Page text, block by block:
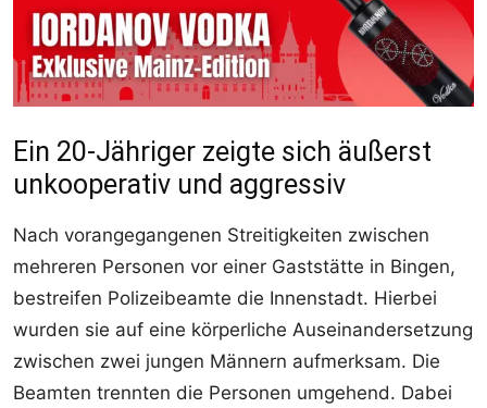
Ein 20-Jähriger zeigte sich äußerst
unkooperativ und aggressiv
Nach vorangegangenen Streitigkeiten zwischen
mehreren Personen vor einer Gaststätte in Bingen,
bestreifen Polizeibeamte die Innenstadt. Hierbei
wurden sie auf eine körperliche Auseinandersetzung
zwischen zwei jungen Männern aufmerksam. Die
Beamten trennten die Personen umgehend. Dabei